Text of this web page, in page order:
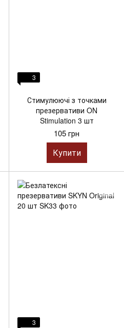
3
Стимулюючі з точками
презервативи ON
Stimulation 3 шт
105 грн
Купити
3